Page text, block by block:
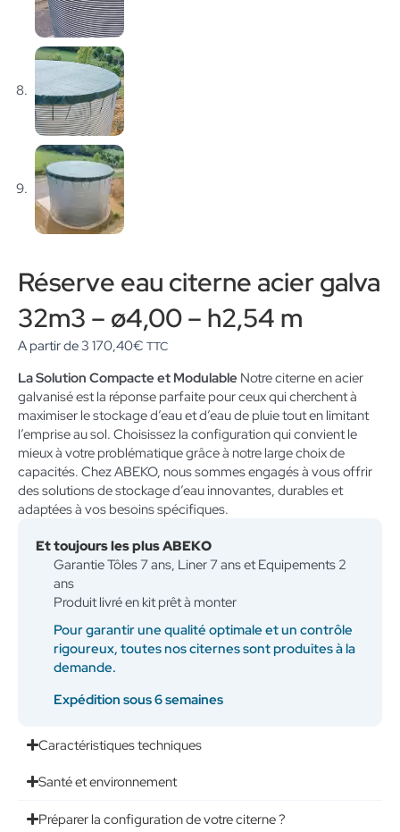
Réserve eau citerne acier galva
32m3 – ø4,00 – h2,54 m
A partir de3 170,40€ TTC
La Solution Compacte et Modulable Notre citerne en acier
galvanisé est la réponse parfaite pour ceux qui cherchent à
maximiser le stockage d’eau et d’eau de pluie tout en limitant
l’emprise au sol. Choisissez la configuration qui convient le
mieux à votre problématique grâce à notre large choix de
capacités. Chez ABEKO, nous sommes engagés à vous offrir
des solutions de stockage d’eau innovantes, durables et
adaptées à vos besoins spécifiques.
Et toujours les plus ABEKO
Garantie Tôles 7 ans, Liner 7 ans et Equipements 2
ans
Produit livré en kit prêt à monter
Pour garantir une qualité optimale et un contrôle
rigoureux, toutes nos citernes sont produites à la
demande.
Expédition sous 6 semaines
Caractéristiques techniques
Santé et environnement
Préparer la configuration de votre citerne ?